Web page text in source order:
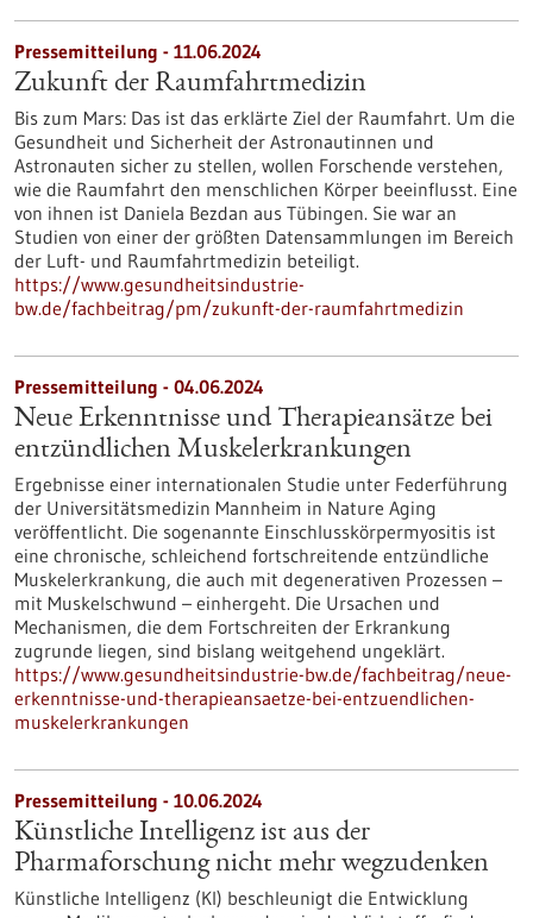
Pressemitteilung - 11.06.2024
Zukunft der Raumfahrtmedizin
Bis zum Mars: Das ist das erklärte Ziel der Raumfahrt. Um die
Gesundheit und Sicherheit der Astronautinnen und
Astronauten sicher zu stellen, wollen Forschende verstehen,
wie die Raumfahrt den menschlichen Körper beeinflusst. Eine
von ihnen ist Daniela Bezdan aus Tübingen. Sie war an
Studien von einer der größten Datensammlungen im Bereich
der Luft- und Raumfahrtmedizin beteiligt.
https://www.gesundheitsindustrie-
bw.de/fachbeitrag/pm/zukunft-der-raumfahrtmedizin
Pressemitteilung - 04.06.2024
Neue Erkenntnisse und Therapieansätze bei
entzündlichen Muskelerkrankungen
Ergebnisse einer internationalen Studie unter Federführung
der Universitätsmedizin Mannheim in Nature Aging
veröffentlicht. Die sogenannte Einschlusskörpermyositis ist
eine chronische, schleichend fortschreitende entzündliche
Muskelerkrankung, die auch mit degenerativen Prozessen –
mit Muskelschwund – einhergeht. Die Ursachen und
Mechanismen, die dem Fortschreiten der Erkrankung
zugrunde liegen, sind bislang weitgehend ungeklärt.
https://www.gesundheitsindustrie-bw.de/fachbeitrag/neue-
erkenntnisse-und-therapieansaetze-bei-entzuendlichen-
muskelerkrankungen
Pressemitteilung - 10.06.2024
Künstliche Intelligenz ist aus der
Pharmaforschung nicht mehr wegzudenken
Künstliche Intelligenz (KI) beschleunigt die Entwicklung